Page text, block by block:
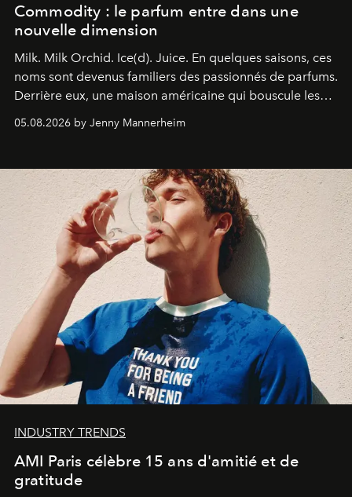
Commodity : le parfum entre dans une
nouvelle dimension
Milk. Milk Orchid. Ice(d). Juice. En quelques saisons, ces
noms sont devenus familiers des passionnés de parfums.
Derrière eux, une maison américaine qui bouscule les
une approche aussi intuitive que personnelle :
05.08.2026 by Jenny Mannerheim
INDUSTRY TRENDS
AMI Paris célèbre 15 ans d'amitié et de
gratitude